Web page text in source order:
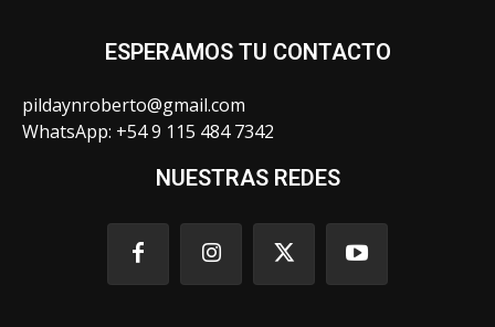
ESPERAMOS TU CONTACTO
pildaynroberto@gmail.com
WhatsApp: +54 9 115 484 7342
NUESTRAS REDES